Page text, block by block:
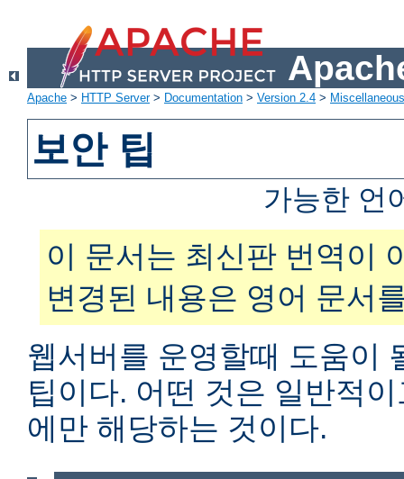
Apache > HTTP Server> Documentation > Version 2.4 >
보안 팁
가능한 언
이 문서는 최신판 번역이
변경된 내용은 영어 문서
웹서버를 운영할때 도움이
팁이다. 어떤 것은 일반적
에만 해당하는 것이다.